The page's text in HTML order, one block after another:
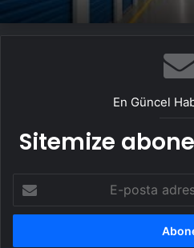
En Güncel
Sitemize
posta
adresinizi